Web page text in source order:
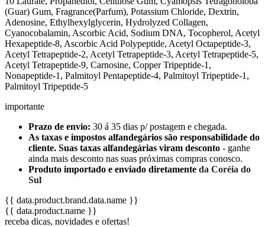
(Guar) Gum, Fragrance(Parfum), Potassium Chloride, Dextrin,
Adenosine, Ethylhexylglycerin, Hydrolyzed Collagen,
Cyanocobalamin, Ascorbic Acid, Sodium DNA, Tocopherol, Acetyl
Hexapeptide-8, Ascorbic Acid Polypeptide, Acetyl Octapeptide-3,
Acetyl Tetrapeptide-2, Acetyl Tetrapeptide-3, Acetyl Tetrapeptide-5,
Acetyl Tetrapeptide-9, Carnosine, Copper Tripeptide-1,
Nonapeptide-1, Palmitoyl Pentapeptide-4, Palmitoyl Tripeptide-1,
Palmitoyl Tripeptide-5
importante
Prazo de envio: 30 á 35 dias p/ postagem e chegada.
As taxas e impostos alfandegários são responsabilidade do
cliente. Suas taxas alfandegárias viram desconto - ganhe
ainda mais desconto nas suas próximas compras conosco.
Produto importado e enviado diretamente da Coréia do
Sul
{{ data.product.brand.data.name }}
{{ data.product.name }}
receba dicas, novidades e ofertas!